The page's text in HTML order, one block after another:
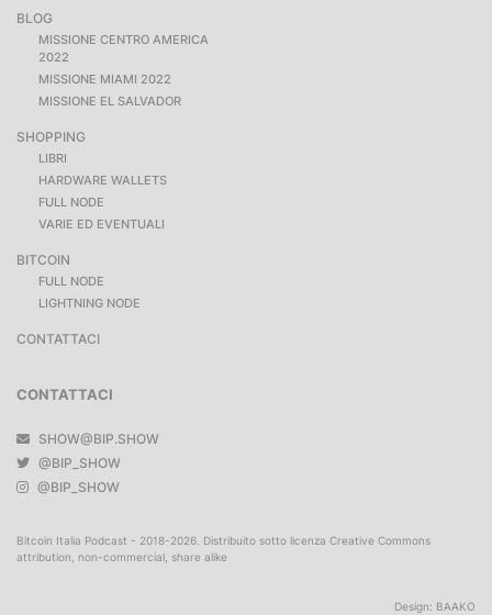
BLOG
MISSIONE CENTRO AMERICA
2022
MISSIONE MIAMI 2022
MISSIONE EL SALVADOR
SHOPPING
LIBRI
HARDWARE WALLETS
FULL NODE
VARIE ED EVENTUALI
BITCOIN
FULL NODE
LIGHTNING NODE
CONTATTACI
CONTATTACI
SHOW@BIP.SHOW
@BIP_SHOW
@BIP_SHOW
Bitcoin Italia Podcast - 2018-2026. Distribuito sotto licenza Creative Commons
attribution, non-commercial, share alike
Design: BAAKO